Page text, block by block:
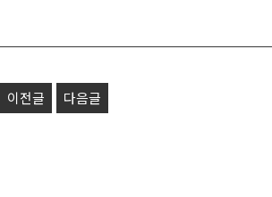
이전글 다음글